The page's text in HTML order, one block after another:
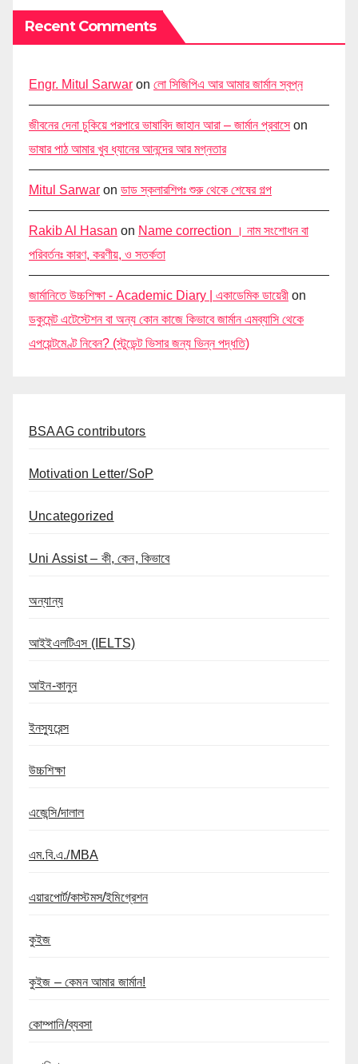
Recent Comments
Engr. Mitul Sarwar on লো সিজিপিএ আর আমার জার্মান স্বপ্ন
জীবনের দেনা চুকিয়ে পরপারে ভাষাবিদ জাহান আরা – জার্মান প্রবাসেon
ভাষার পাঠ আমার খুব ধ্যানের আনন্দের আর মগ্নতার
Mitul Sarwar on ডাড স্কলারশিপঃ শুরু থেকে শেষের গল্প
Rakib Al Hasan on Name correction । নাম সংশোধন বা
পরিবর্তনঃ কারণ, করণীয়, ও সতর্কতা
জার্মানিতে উচ্চশিক্ষা - Academic Diary | একাডেমিক ডায়েরী on
ডকুমেন্ট এটেস্টেশন বা অন্য কোন কাজে কিভাবে জার্মান এমব্যাসি থেকে
এপয়েন্টমেণ্ট নিবেন? (স্টুডেন্ট ভিসার জন্য ভিন্ন পদ্ধতি)
BSAAG contributors
Motivation Letter/SoP
Uncategorized
Uni Assist – কী, কেন, কিভাবে
অন্যান্য
আইইএলটিএস (IELTS)
আইন-কানুন
ইনস্যুরেন্স
উচ্চশিক্ষা
এজেন্সি/দালাল
এম.বি.এ./MBA
এয়ারপোর্ট/কাস্টমস/ইমিগ্রেশন
কুইজ
কুইজ – কেমন আমার জার্মান!
কোম্পানি/ব্যবসা